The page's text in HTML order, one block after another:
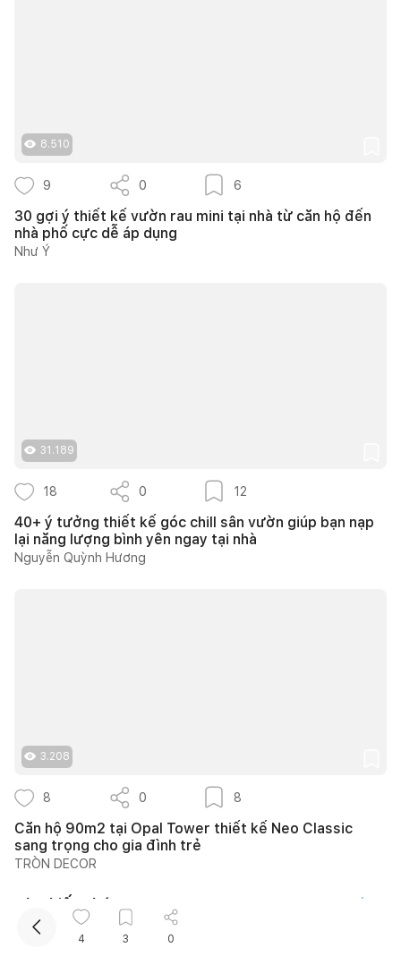
8.510
9 0 6
30 gợi ý thiết kế vườn rau mini tại nhà từ căn hộ đến
nhà phố cực dễ áp dụng
Như Ý
31.189
18 0 12
40+ ý tưởng thiết kế góc chill sân vườn giúp bạn nạp
lại năng lượng bình yên ngay tại nhà
Nguyễn Quỳnh Hương
3.208
8 0 8
Căn hộ 90m2 tại Opal Tower thiết kế Neo Classic
sang trọng cho gia đình trẻ
TRÒN DECOR
Kho kiến thức
4 3 0